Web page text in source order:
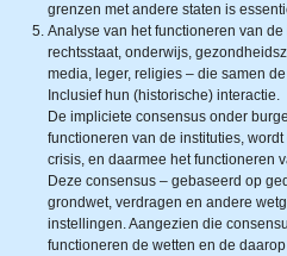
grenzen met andere staten is
Analyse van het functioneren van
rechtsstaat, onderwijs,
media, leger, religies – die samen
Inclusief hun (historische) interactie.
De impliciete consensus onder
functioneren van de instituties,
crisis, en daarmee het functioneren
Deze consensus – gebaseerd op
grondwet, verdragen en andere
instellingen. Aangezien die
functioneren de wetten en de